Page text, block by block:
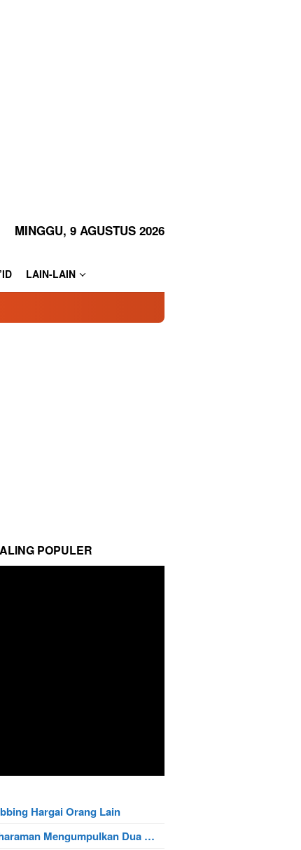
MINGGU, 9 AGUSTUS 2026
LAIN-LAIN
POPULER
Hargai Orang Lain
Mengumpulkan Dua …